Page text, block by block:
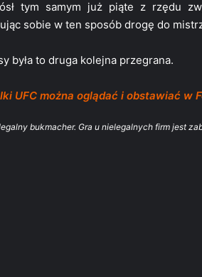
tym samym już piąte z rzędu
sobie w ten sposób drogę do
była to druga kolejna przegrana.
UFC można oglądać i obstawiać w
bukmacher. Gra u nielegalnych firm jest